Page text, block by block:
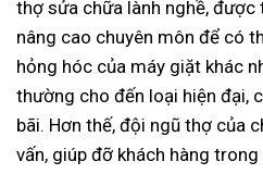
thợ sửa chữa lành nghề, được
nâng cao chuyên môn để có
hỏng hóc của máy giặt khác
thường cho đến loại hiện đại,
bãi. Hơn thế, đội ngũ thợ của
vấn, giúp đỡ khách hàng trong